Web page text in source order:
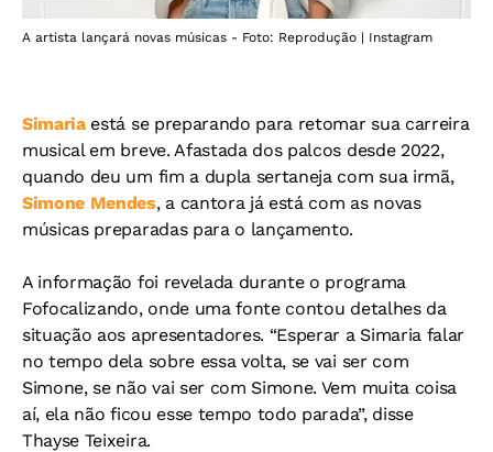
A artista lançará novas músicas - Foto: Reprodução | Instagram
Simaria está se preparando para retomar sua carreira
musical em breve. Afastada dos palcos desde 2022,
quando deu um fim a dupla sertaneja com sua irmã,
Simone Mendes, a cantora já está com as novas
músicas preparadas para o lançamento.
A informação foi revelada durante o programa
Fofocalizando, onde uma fonte contou detalhes da
situação aos apresentadores. “Esperar a Simaria falar
no tempo dela sobre essa volta, se vai ser com
Simone, se não vai ser com Simone. Vem muita coisa
aí, ela não ficou esse tempo todo parada”, disse
Thayse Teixeira.